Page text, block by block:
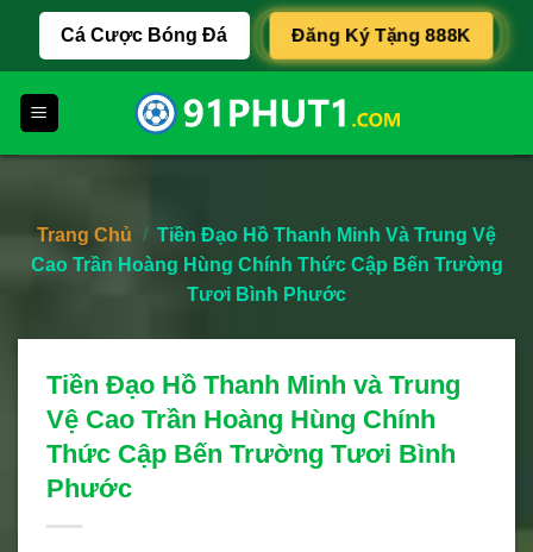
content
Cá Cược Bóng Đá Đăng Ký Tặng 888K
Trang Chủ / Tiền Đạo Hồ Thanh Minh Và Trung Vệ
Cao Trần Hoàng Hùng Chính Thức Cập Bến Trường
Tươi Bình Phước
Tiền Đạo Hồ Thanh Minh và Trung
Vệ Cao Trần Hoàng Hùng Chính
Thức Cập Bến Trường Tươi Bình
Phước